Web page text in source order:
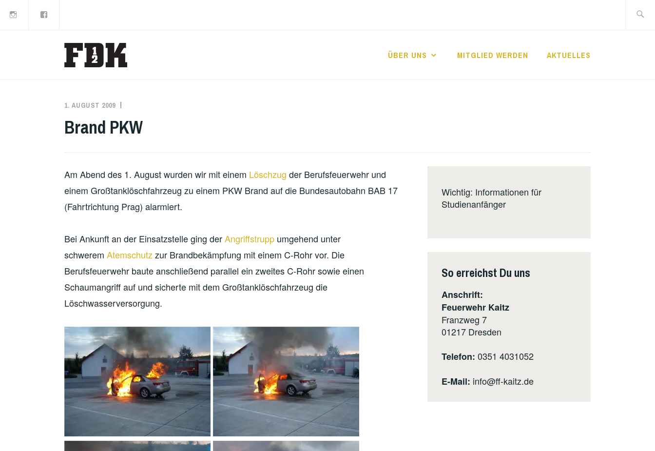
Inhalt
nach:
ÜBER UNS MITGLIED WERDEN AKTUELLES
1. AUGUST 2009
Brand PKW
Am Abend des 1. August wurden wir mit einem Löschzug der Berufsfeuerwehr und
einem Großtanklöschfahrzeug zu einem PKW Brand auf die Bundesautobahn BAB 17
(Fahrtrichtung Prag) alarmiert.
Bei Ankunft an der Einsatzstelle ging derAngriffstrupp umgehend unter
schwerem Atemschutz zur Brandbekämpfung mit einem C-Rohr vor. Die
Berufsfeuerwehr baute anschließend parallel ein zweites C-Rohr sowie einen
Schaumangriff auf und sicherte mit dem Großtanklöschfahrzeug die
Löschwasserversorgung.
Wichtig: Informationen für
Studienanfänger
So erreichst Du uns
Anschrift:
Feuerwehr Kaitz
Franzweg 7
01217 Dresden
Telefon: 0351 4031052
E-Mail: info@ff-kaitz.de